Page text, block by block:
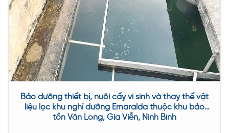
Bảo trì và bảo dưỡng dự án công trình hệ thống xử lý
nước cấp và nước thải, cũng như dịch vụ môi trường, là
một phần quan trọng để đảm bảo rằng hệ thống hoạt
động hiệu quả và duy trì được chất lượng nước và môi
trường. Dưới đây là một số lý do cụ thể vì sao việc bảo trì
và bảo dưỡng là quan trọng:
Dùng hết vòng đời của thiết bị: Hệ thống xử lý nước thải
và cung cấp nước cấp thường bao gồm nhiều thiết bị,
Bảo dưỡng thiết bị, nuôi cấy vi sinh và thay thế vật
liệu lọc khu nghỉ dưỡng Emaralda thuộc khu bảo
tồn Vân Long, Gia Viễn, Ninh Bình